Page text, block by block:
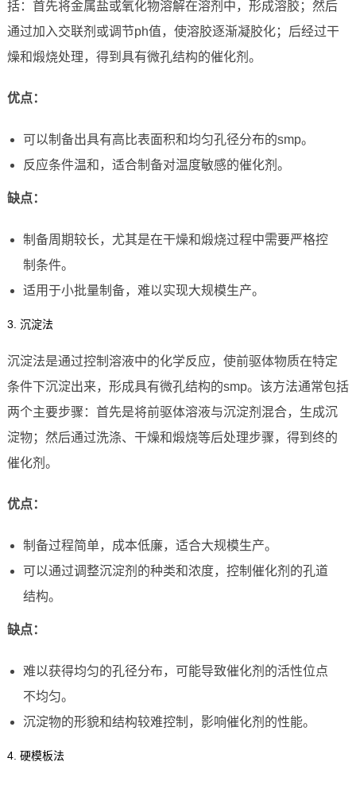
括：首先将金属盐或氧化物溶解在溶剂中，形成溶胶；然后
通过加入交联剂或调节ph值，使溶胶逐渐凝胶化；后经过干
燥和煅烧处理，得到具有微孔结构的催化剂。
优点：
可以制备出具有高比表面积和均匀孔径分布的smp。
反应条件温和，适合制备对温度敏感的催化剂。
缺点：
制备周期较长，尤其是在干燥和煅烧过程中需要严格控
制条件。
适用于小批量制备，难以实现大规模生产。
3. 沉淀法
沉淀法是通过控制溶液中的化学反应，使前驱体物质在特定
条件下沉淀出来，形成具有微孔结构的smp。该方法通常包括
两个主要步骤：首先是将前驱体溶液与沉淀剂混合，生成沉
淀物；然后通过洗涤、干燥和煅烧等后处理步骤，得到终的
催化剂。
优点：
制备过程简单，成本低廉，适合大规模生产。
可以通过调整沉淀剂的种类和浓度，控制催化剂的孔道
结构。
缺点：
难以获得均匀的孔径分布，可能导致催化剂的活性位点
不均匀。
沉淀物的形貌和结构较难控制，影响催化剂的性能。
4. 硬模板法